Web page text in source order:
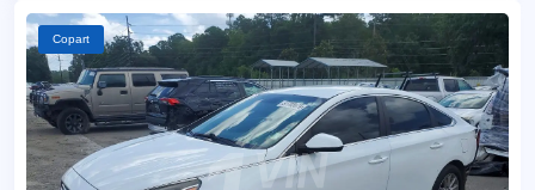
Copart